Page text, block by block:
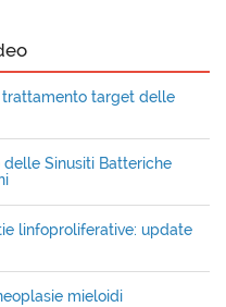
trattamento target delle
Sinusiti Batteriche
linfoproliferative: update
mieloidi